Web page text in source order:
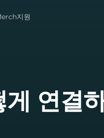
지원
연결